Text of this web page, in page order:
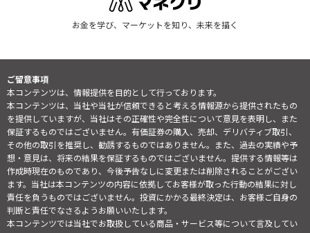
お金を学び、マーケットを知り、未来を描く
ご留意事項
本コンテンツは、情報提供を目的として行っております。
本コンテンツは、当社や当社が信頼できると考える情報源から提供されたもの
を提供していますが、当社はその正確性や完全性について意見を表明し、また
保証するものではございません。有価証券の購入、売却、デリバティブ取引、
その他の取引を推奨し、勧誘するものではありません。また、過去の実績や予
想・意見は、将来の結果を保証するものではございません。提供する情報等は
作成時現在のものであり、今後予告なしに変更または削除されることがござい
ます。当社は本コンテンツの内容に依拠してお客様が取った行動の結果に対し
責任を負うものではございません。投資にかかる最終決定は、お客様ご自身の
判断と責任でなさるようお願いいたします。
本コンテンツでは当社でお取扱している商品・サービス等について言及してい